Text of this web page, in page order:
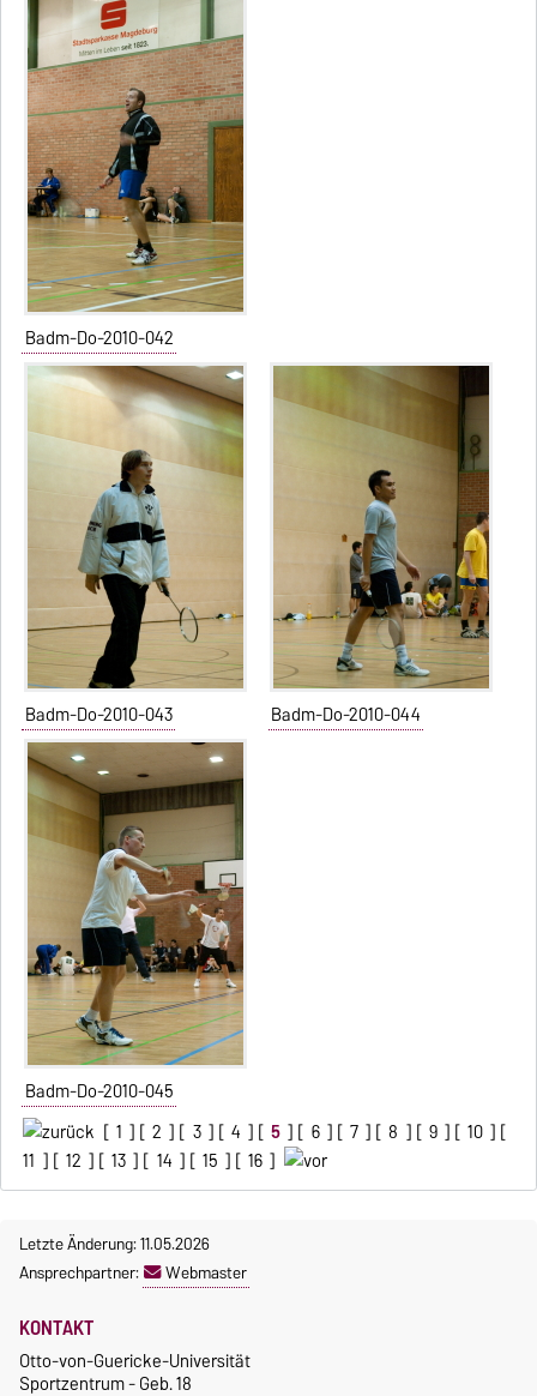
Badm-Do-2010-042
Badm-Do-2010-043 Badm-Do-2010-044
Badm-Do-2010-045
[ 1 ] [ 2 ] [ 3 ] [ 4 ] [ 5 ] [ 6 ] [ 7 ] [ 8 ] [ 9 ] [ 10 ] [
11 ] [ 12 ] [ 13 ] [ 14 ] [ 15 ] [ 16 ]
Letzte Änderung: 11.05.2026
Ansprechpartner:
Webmaster
KONTAKT
Otto-von-Guericke-Universität
Sportzentrum - Geb. 18